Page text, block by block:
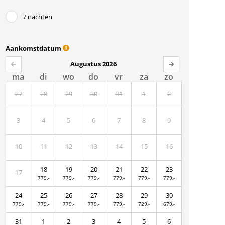
7 nachten
Aankomstdatum
Augustus 2026
ma di wo do vr za zo
27 28 29 30 31 1 2
3 4 5 6 7 8 9
10 11 12 13 14 15 16
17 18
779,-
19
779,-
20
779,-
21
779,-
22
779,-
23
779,-
24
779,-
25
779,-
26
779,-
27
779,-
28
779,-
29
729,-
30
679,-
31 1 2 3 4 5 6